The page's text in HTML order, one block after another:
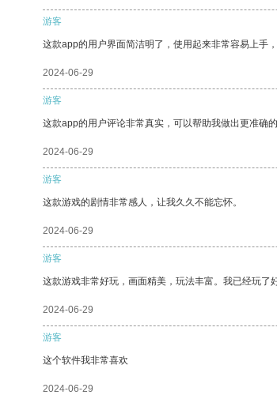
游客
这款app的用户界面简洁明了，使用起来非常容易上手
2024-06-29
游客
这款app的用户评论非常真实，可以帮助我做出更准确的
2024-06-29
游客
这款游戏的剧情非常感人，让我久久不能忘怀。
2024-06-29
游客
这款游戏非常好玩，画面精美，玩法丰富。我已经玩了
2024-06-29
游客
这个软件我非常喜欢
2024-06-29